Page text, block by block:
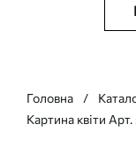
Головна
Картина квіти